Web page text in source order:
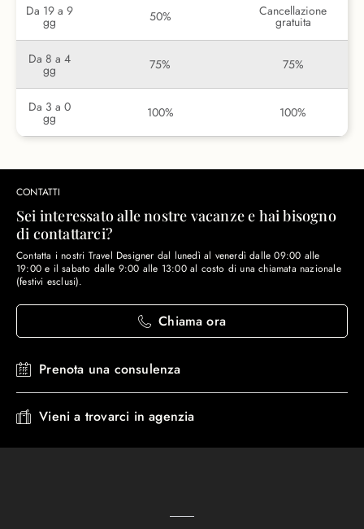
Da 19 a 9
gg 50% Cancellazione
gratuita
Da 8 a 4
gg 75% 75%
Da 3 a 0
gg 100% 100%
CONTATTI
Sei interessato alle nostre vacanze e hai bisogno
di contattarci?
Contatta i nostri Travel Designer dal lunedì al venerdì dalle 09:00 alle
19:00 e il sabato dalle 9:00 alle 13:00 al costo di una chiamata nazionale
(festivi esclusi).
Chiama ora
Prenota una consulenza
Vieni a trovarci in agenzia